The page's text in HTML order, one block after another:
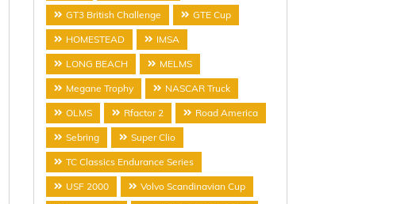
GT3 British Challenge GTE Cup
HOMESTEAD IMSA
LONG BEACH MELMS
Megane Trophy NASCAR Truck
OLMS Rfactor 2 Road America
Sebring Super Clio
TC Classics Endurance Series
USF 2000 Volvo Scandinavian Cup